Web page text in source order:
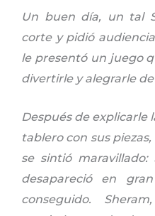
Un buen día, un tal
corte y pidió
le presentó un juego
divertirle y alegrarle
Después de explicarle
tablero con sus
se sintió
desapareció en
conseguido.